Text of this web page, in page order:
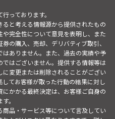
っております。
と考える情報源から提供されたもの
完全性について意見を表明し、また
の購入、売却、デリバティブ取引、
ありません。また、過去の実績や予
はございません。提供する情報等は
変更または削除されることがござい
てお客様が取った行動の結果に対し
かかる最終決定は、お客様ご自身の
。
品・サービス等について言及してい